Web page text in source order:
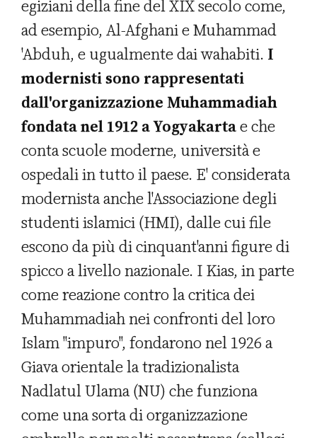
egiziani della fine del XIX secolo come,
ad esempio, Al-Afghani e Muhammad
'Abduh, e ugualmente dai wahabiti. I
modernisti sono rappresentati
dall'organizzazione Muhammadiah
fondata nel 1912 a Yogyakartae che
conta scuole moderne, università e
ospedali in tutto il paese. E' considerata
modernista anche l'Associazione degli
studenti islamici (HMI), dalle cui file
escono da più di cinquant'anni figure di
spicco a livello nazionale. I Kias, in parte
come reazione contro la critica dei
Muhammadiah nei confronti del loro
Islam "impuro", fondarono nel 1926 a
Giava orientale la tradizionalista
Nadlatul Ulama (NU) che funziona
come una sorta di organizzazione